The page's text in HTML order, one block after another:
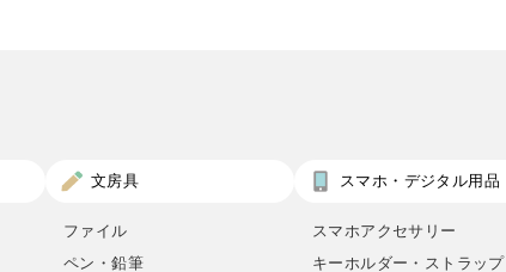
文房具
ファイル
ペン・鉛筆
スマホ・デジタル用品
スマホアクセサリー
キーホルダー・ストラップ